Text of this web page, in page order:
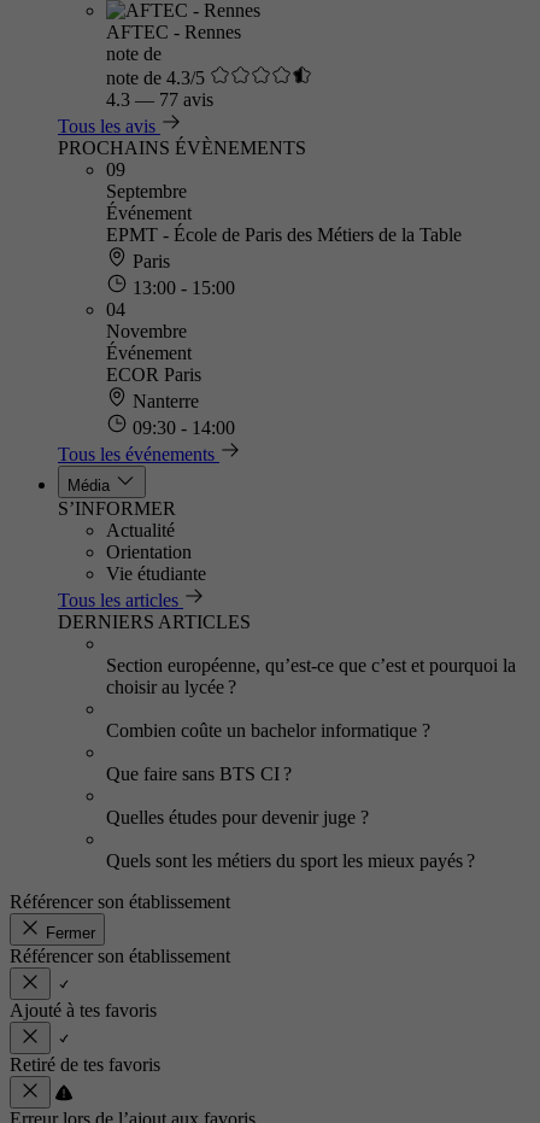
AFTEC - Rennes
note de
note de 4.3/5
4.3 — 77 avis
Tous les avis
PROCHAINS ÉVÈNEMENTS
09
Septembre
Événement
EPMT - École de Paris des Métiers de la Table
Paris
13:00 - 15:00
04
Novembre
Événement
ECOR Paris
Nanterre
09:30 - 14:00
Tous les événements
Média
S’INFORMER
Actualité
Orientation
Vie étudiante
Tous les articles
DERNIERS ARTICLES
Section européenne, qu’est-ce que c’est et pourquoi la
choisir au lycée ?
Combien coûte un bachelor informatique ?
Que faire sans BTS CI ?
Quelles études pour devenir juge ?
Quels sont les métiers du sport les mieux payés ?
Référencer son établissement
Fermer
Référencer son établissement
Ajouté à tes favoris
Retiré de tes favoris
Erreur lors de l’ajout aux favoris